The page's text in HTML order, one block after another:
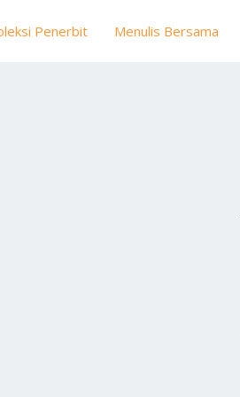
Penerbit Menulis Bersama